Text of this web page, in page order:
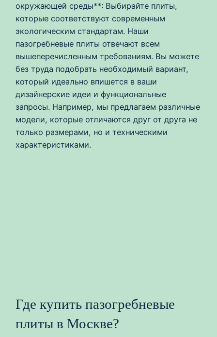
окружающей среды**: Выбирайте плиты,
которые соответствуют современным
экологическим стандартам. Наши
пазогребневые плиты отвечают всем
вышеперечисленным требованиям. Вы можете
без труда подобрать необходимый вариант,
который идеально впишется в ваши
дизайнерские идеи и функциональные
запросы. Например, мы предлагаем различные
модели, которые отличаются друг от друга не
только размерами, но и техническими
характеристиками.
Где купить пазогребневые
плиты в Москве?